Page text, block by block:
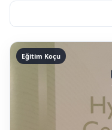
Eğitim Koçu